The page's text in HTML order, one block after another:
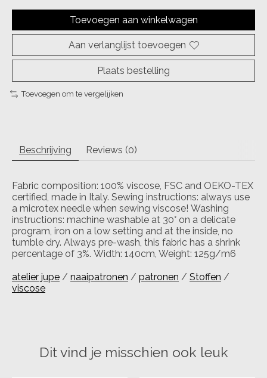
Toevoegen aan winkelwagen
Aan verlanglijst toevoegen
Plaats bestelling
Toevoegen om te vergelijken
Beschrijving Reviews (0)
Fabric composition: 100% viscose, FSC and OEKO-TEX
certified, made in Italy. Sewing instructions: always use
a microtex needle when sewing viscose! Washing
instructions: machine washable at 30° on a delicate
program, iron on a low setting and at the inside, no
tumble dry. Always pre-wash, this fabric has a shrink
percentage of 3%. Width: 140cm, Weight: 125g/m6
atelier jupe / naaipatronen / patronen / Stoffen /
viscose
Dit vind je misschien ook leuk